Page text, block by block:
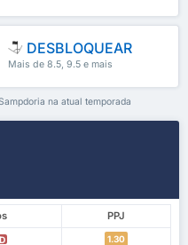
DESBLOQUEAR
Mais de 8.5, 9.5 e mais
na atual temporada
PPJ
D 1.30